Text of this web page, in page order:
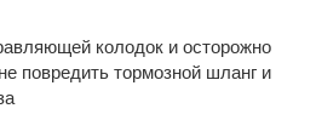
колодок и осторожно
повредить тормозной шланг и